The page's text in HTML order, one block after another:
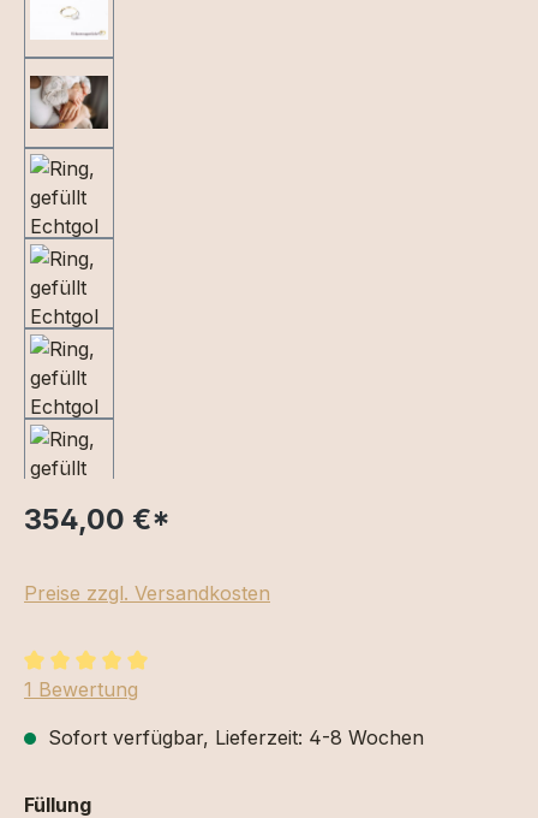
354,00 €*
Preise zzgl. Versandkosten
Durchschnittliche Bewertung von 5 von 5 Sternen
1 Bewertung
Sofort verfügbar, Lieferzeit: 4-8 Wochen
Füllungauswählen